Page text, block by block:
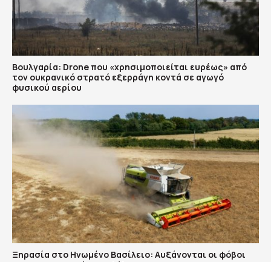
Βουλγαρία: Drone που «χρησιμοποιείται ευρέως» από
τον ουκρανικό στρατό εξερράγη κοντά σε αγωγό
φυσικού αερίου
Ξηρασία στο Ηνωμένο Βασίλειο: Αυξάνονται οι φόβοι